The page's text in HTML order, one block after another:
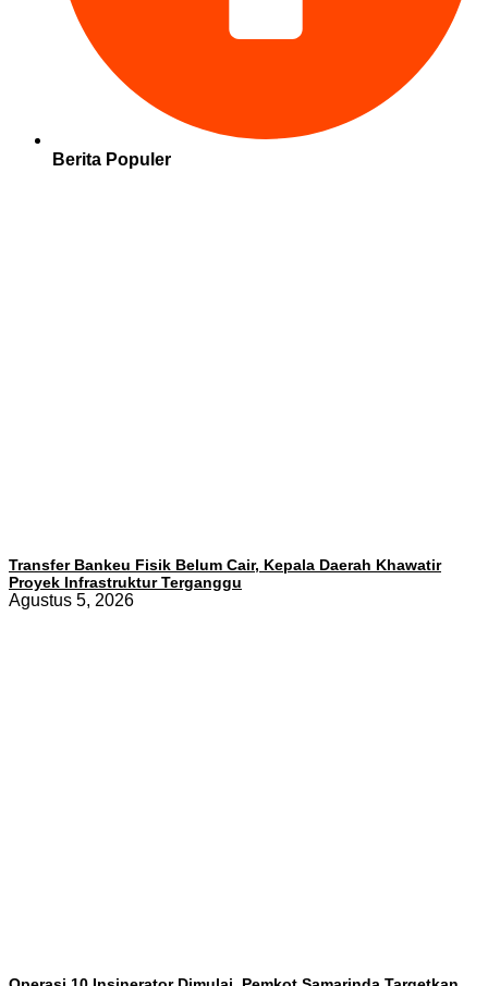
Berita Populer
Transfer Bankeu Fisik Belum Cair, Kepala Daerah Khawatir
Proyek Infrastruktur Terganggu
Agustus 5, 2026